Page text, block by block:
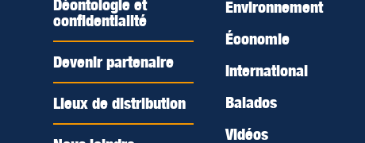
Déontologie et
confidentialité
Devenir partenaire
Lieux de distribution
Environnement
Économie
International
Balados
Vidéos